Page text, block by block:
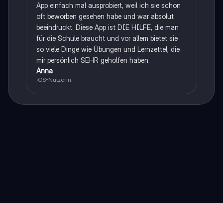
App einfach mal ausprobiert, weil ich sie schon
oft beworben gesehen habe und war absolut
beeindruckt. Diese App ist DIE HILFE, die man
für die Schule braucht und vor allem bietet sie
so viele Dinge wie Übungen und Lernzettel, die
mir persönlich SEHR geholfen haben.
Anna
iOS-Nutzerin